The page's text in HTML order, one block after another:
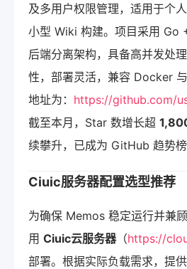
及多用户权限管理，适用于个
小型 Wiki 构建。项目采用 Go
后端分离架构，具备高并发处
性，部署灵活，兼容 Docker
地址为： https://github.com/
截至本月，Star 数增长超
续攀升，已成为 GitHub 趋势榜
Ciuic服务器配置选型推荐
为确保 Memos 稳定运行并兼
用 Ciuic云服务器（https://
部署。根据实际负载需求，提